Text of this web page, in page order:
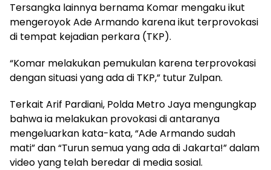
Tersangka lainnya bernama Komar mengaku ikut
mengeroyok Ade Armando karena ikut terprovokasi
di tempat kejadian perkara (TKP).
“Komar melakukan pemukulan karena terprovokasi
dengan situasi yang ada di TKP,” tutur Zulpan.
Terkait Arif Pardiani, Polda Metro Jaya mengungkap
bahwa ia melakukan provokasi di antaranya
mengeluarkan kata-kata, “Ade Armando sudah
mati” dan “Turun semua yang ada di Jakarta!” dalam
video yang telah beredar di media sosial.